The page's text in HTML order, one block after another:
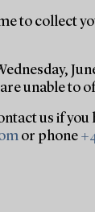
to collect
unable to
us if
or phone